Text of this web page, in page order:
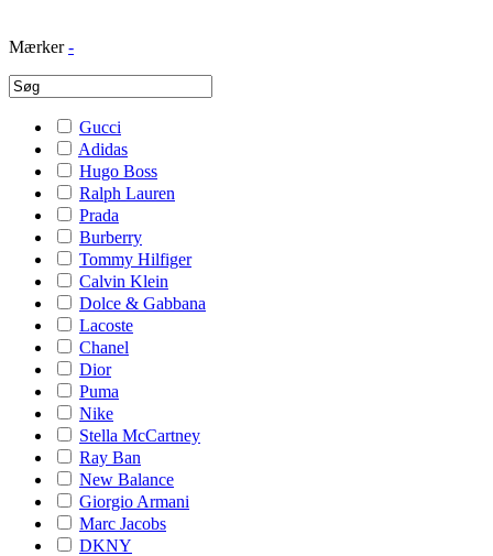
Mærker -
Gucci
Adidas
Hugo Boss
Ralph Lauren
Prada
Burberry
Tommy Hilfiger
Calvin Klein
Dolce & Gabbana
Lacoste
Chanel
Dior
Puma
Nike
Stella McCartney
Ray Ban
New Balance
Giorgio Armani
Marc Jacobs
DKNY